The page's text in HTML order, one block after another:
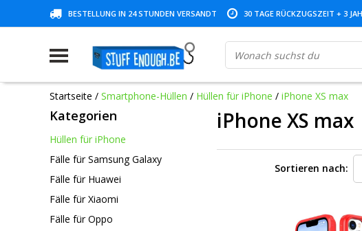
BESTELLUNG IN 24 STUNDEN VERSANDT 30 TAGE RÜCKZUGSZEIT + 3
Startseite / Smartphone-Hüllen / Hüllen für iPhone / iPhone XS max
Kategorien
Hüllen für iPhone
Fälle für Samsung Galaxy
Fälle für Huawei
Fälle für Xiaomi
Fälle für Oppo
iPhone XS max
Sortieren nach: